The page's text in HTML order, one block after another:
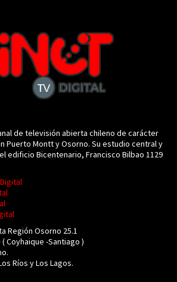
de televisión abierta chileno de carácter
Puerto Montt y Osorno. Su estudio central y
edificio Bicentenario, Francisco Bilbao 1129
Región Osorno 25.1
( Coyhaique -Santiago )
Ríos y Los Lagos.